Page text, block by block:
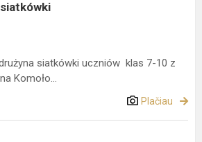
siatkówki uczniów klas 7-10 z
Komoło...
Plačiau